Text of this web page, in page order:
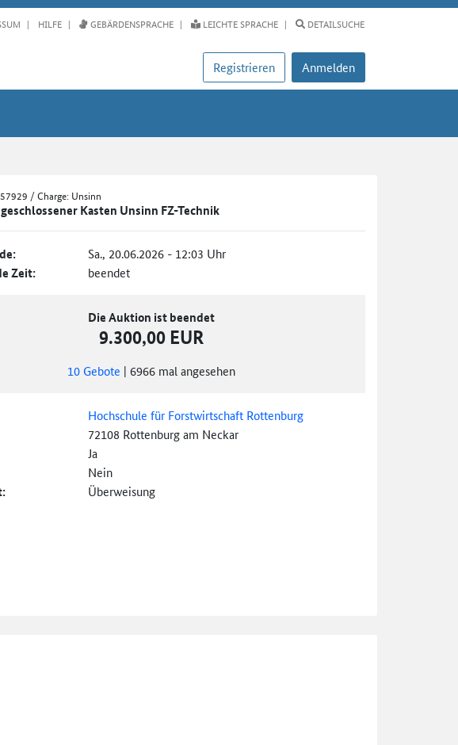
HILFE GEBÄRDENSPRACHE LEICHTE SPRACHE DETAILSUCHE
Registrieren Anmelden
/ Charge: Unsinn
Kasten Unsinn FZ-Technik
Sa., 20.06.2026 - 12:03 Uhr
Zeit: beendet
Die Auktion ist beendet
9.300,00 EUR
10 Gebote | 6966 mal angesehen
Hochschule für Forstwirtschaft Rottenburg
72108 Rottenburg am Neckar
Ja
Nein
Überweisung